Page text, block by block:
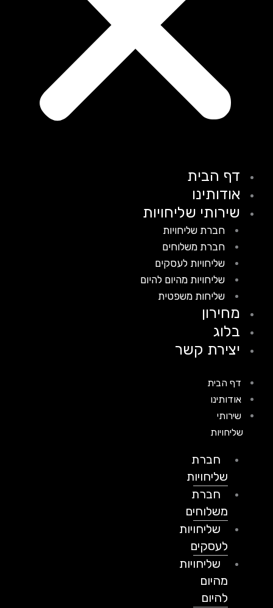
דף הבית
אודותינו
שירותי שליחויות
חברת שליחויות
חברת משלוחים
שליחויות לעסקים
שליחויות מהיום להיום
שליחות משפטית
מחירון
בלוג
יצירת קשר
דף הבית
אודותינו
שירותי
שליחויות
חברת
שליחויות
חברת
משלוחים
שליחויות
לעסקים
שליחויות
מהיום
להיום